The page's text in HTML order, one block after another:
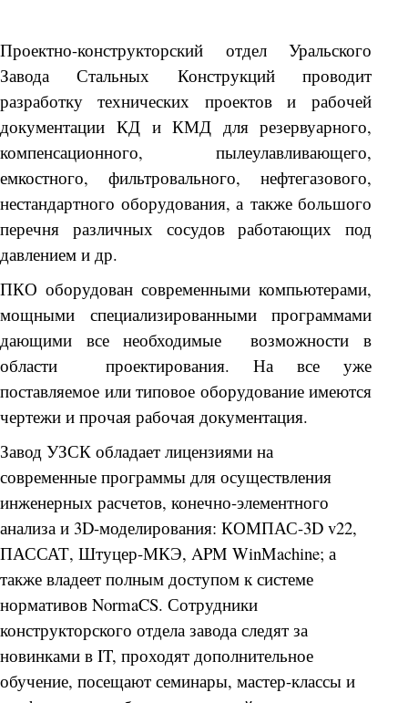
Проектно-конструкторский отдел Уральского
Завода Стальных Конструкций проводит
разработку технических проектов и рабочей
документации КД и КМД для резервуарного,
компенсационного, пылеулавливающего,
емкостного, фильтровального, нефтегазового,
нестандартного оборудования, а также большого
перечня различных сосудов работающих под
давлением и др.
ПКО оборудован современными компьютерами,
мощными специализированными программами
дающими все необходимые возможности в
области проектирования. На все уже
поставляемое или типовое оборудование имеются
чертежи и прочая рабочая документация.
Завод УЗСК обладает лицензиями на
современные программы для осуществления
инженерных расчетов, конечно-элементного
анализа и 3D-моделирования: КОМПАС-3D v22,
ПАССАТ, Штуцер-МКЭ, APM WinMachine; а
также владеет полным доступом к системе
нормативов NormaCS. Сотрудники
конструкторского отдела завода следят за
новинками в IT, проходят дополнительное
обучение, посещают семинары, мастер-классы и